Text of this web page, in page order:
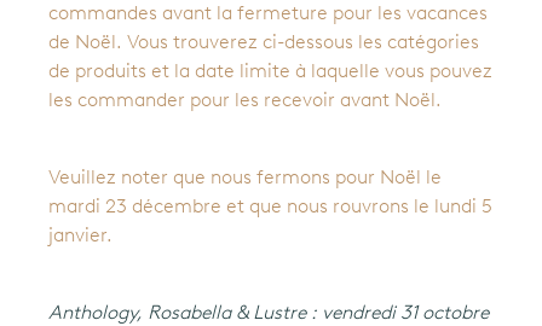
commandes avant la fermeture pour les vacances
de Noël. Vous trouverez ci-dessous les catégories
de produits et la date limite à laquelle vous pouvez
les commander pour les recevoir avant Noël.
Veuillez noter que nous fermons pour Noël le
mardi 23 décembre et que nous rouvrons le lundi 5
janvier.
Anthology, Rosabella & Lustre : vendredi 31 octobre